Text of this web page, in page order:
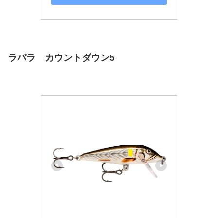
ラパラ カウントダウン5